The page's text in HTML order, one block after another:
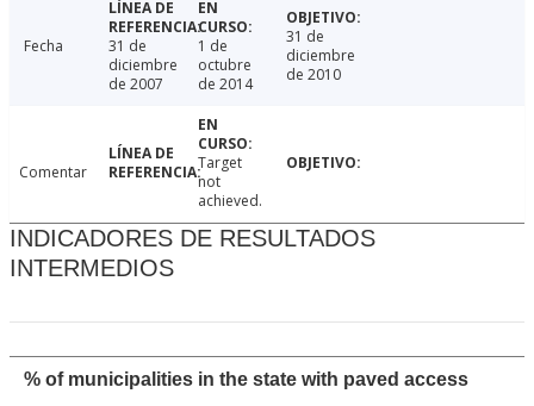
Fecha
31 de
diciembre
de 2007
1 de
octubre
de 2014
31 de
diciembre
de 2010
Comentar
Target
not
achieved.
INDICADORES DE RESULTADOS
INTERMEDIOS
% of municipalities in the state with paved access